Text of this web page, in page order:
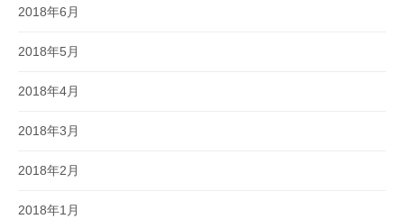
2018年6月
2018年5月
2018年4月
2018年3月
2018年2月
2018年1月